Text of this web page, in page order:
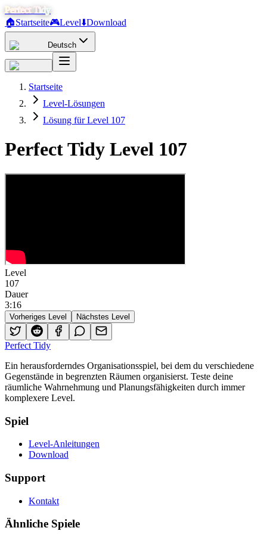
Perfect Tidy
🏠Startseite🎮Level⬇️Download
Deutsch
Startseite
Level-Lösungen
Lösung für Level 107
Perfect Tidy Level 107
Level
107
Dauer
3:16
Vorheriges Level Nächstes Level
Perfect Tidy
Ein herausforderndes Organisationsspiel, bei dem du verschiedene
Gegenstände in begrenzten Räumen organisierst. Teste deine
räumliche Wahrnehmung und Planungsfähigkeiten durch immer
komplexere Level.
Spiel
Level-Anleitungen
Download
Support
Kontakt
Ähnliche Spiele